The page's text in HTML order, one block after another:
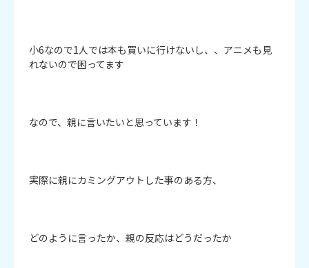
小6なので1人では本も買いに行けないし、、アニメも見
れないので困ってます
なので、親に言いたいと思っています！
実際に親にカミングアウトした事のある方、
どのように言ったか、親の反応はどうだったか